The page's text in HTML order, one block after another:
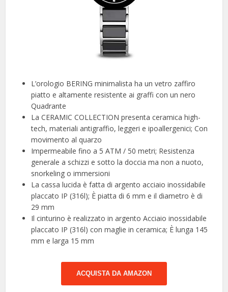
L’orologio BERING minimalista ha un vetro zaffiro
piatto e altamente resistente ai graffi con un nero
Quadrante
La CERAMIC COLLECTION presenta ceramica high-
tech, materiali antigraffio, leggeri e ipoallergenici; Con
movimento al quarzo
Impermeabile fino a 5 ATM / 50 metri; Resistenza
generale a schizzi e sotto la doccia ma non a nuoto,
snorkeling o immersioni
La cassa lucida è fatta di argento acciaio inossidabile
placcato IP (316l); È piatta di 6 mm e il diametro è di
29 mm
Il cinturino è realizzato in argento Acciaio inossidabile
placcato IP (316l) con maglie in ceramica; È lunga 145
mm e larga 15 mm
ACQUISTA DA AMAZON